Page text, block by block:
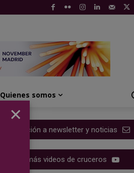
Quienes somos
Suscripción a newsletter y noticias
Ver más videos de cruceros
×